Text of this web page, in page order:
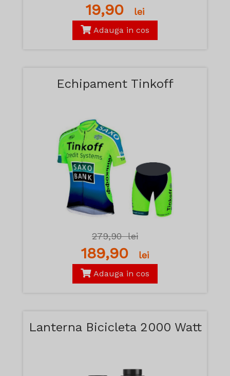
19,90 lei
Adauga in cos
Echipament Tinkoff
279,90lei
189,90 lei
Adauga in cos
Lanterna Bicicleta 2000 Watt